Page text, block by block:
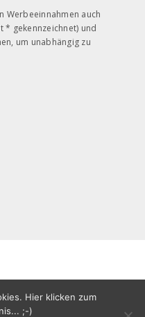
Werbeeinnahmen auch
* gekennzeichnet) und
um unabhängig zu
Leonhardt
Hier klicken zum
;-)